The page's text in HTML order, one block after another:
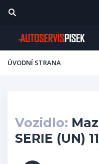
ÚVODNÍ STRANA
Vozidlo:
SERIE (UN)